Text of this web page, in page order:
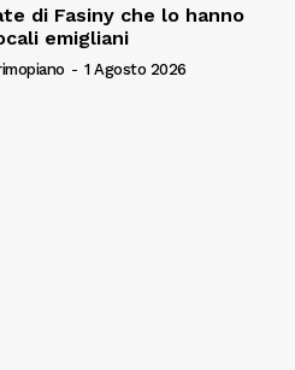
di Fasiny che lo hanno
emigliani
- 1 Agosto 2026